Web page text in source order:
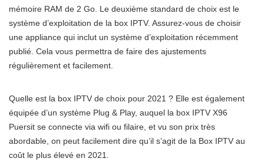
mémoire RAM de 2 Go. Le deuxième standard de choix est le
système d’exploitation de la box IPTV. Assurez-vous de choisir
une appliance qui inclut un système d’exploitation récemment
publié. Cela vous permettra de faire des ajustements
régulièrement et facilement.
Quelle est la box IPTV de choix pour 2021 ? Elle est également
équipée d’un système Plug & Play, auquel la box IPTV X96
Puersit se connecte via wifi ou filaire, et vu son prix très
abordable, on peut facilement dire qu’il s’agit de la Box IPTV au
coût le plus élevé en 2021.